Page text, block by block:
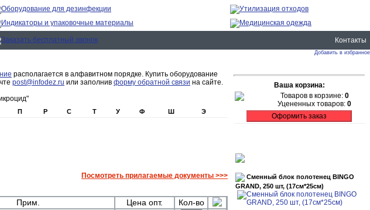
Контакты
Добавить в избранное
располагается в алфавитном порядке. Купить оборудование
post@infodez.ru или заполнив форму обратной связи на сайте.
П Р С Т У Ф Ш Э
Посмотреть прилагаемые документы >>>
Прим. Цена опт.
Кол-во
Ваша корзина:
Товаров в корзине: 0
Уцененных товаров: 0
Сменный блок полотенец BINGO
GRAND, 250 шт, (17см*25см)